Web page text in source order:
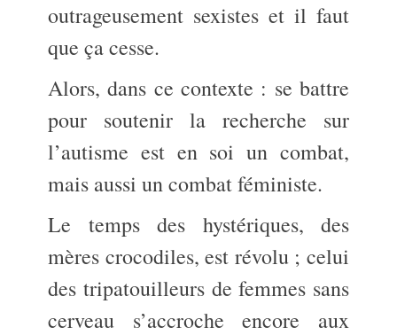
outrageusement sexistes et il faut
que ça cesse.
Alors, dans ce contexte : se battre
pour soutenir la recherche sur
l’autisme est en soi un combat,
mais aussi un combat féministe.
Le temps des hystériques, des
mères crocodiles, est révolu ; celui
des tripatouilleurs de femmes sans
cerveau s’accroche encore aux